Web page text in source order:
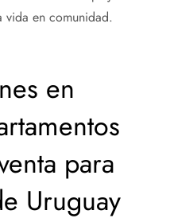
vida en comunidad.
en
para
Uruguay